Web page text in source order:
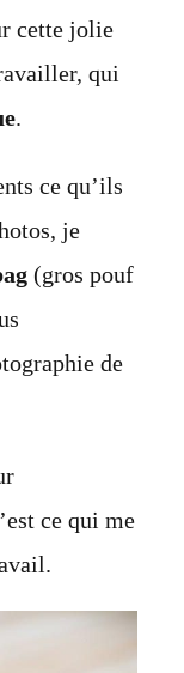
cette jolie
qui
.
ce qu’ils
je
(gros pouf
de
ce qui me